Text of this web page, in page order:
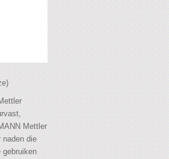
Mettler
naden die
gebruiken